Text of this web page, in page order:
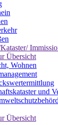
Übersicht
Wohnen
und
Übersicht